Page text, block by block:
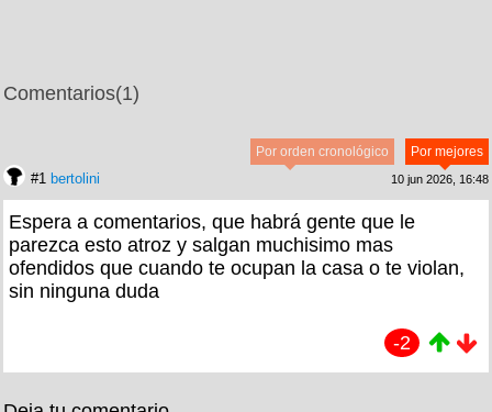
Comentarios(1)
Por mejores
Por orden cronológico
#1 bertolini 10 jun 2026, 16:48
Espera a comentarios, que habrá gente que le
parezca esto atroz y salgan muchisimo mas
ofendidos que cuando te ocupan la casa o te violan,
sin ninguna duda
-2